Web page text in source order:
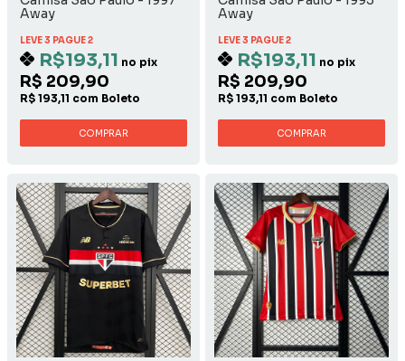
Away
LEVE 3 PAGUE 2
R$193,11 no pix
R$ 209,90
R$ 193,11 com Boleto
COMPRAR
Away
LEVE 3 PAGUE 2
R$193,11 no pix
R$ 209,90
R$ 193,11 com Boleto
COMPRAR